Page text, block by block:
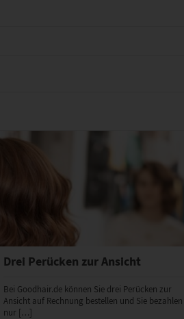
Drei Perücken zur Ansicht
Bei Goodhair.de können Sie drei Perücken zur
Ansicht auf Rechnung bestellen und Sie bezahlen
nur […]